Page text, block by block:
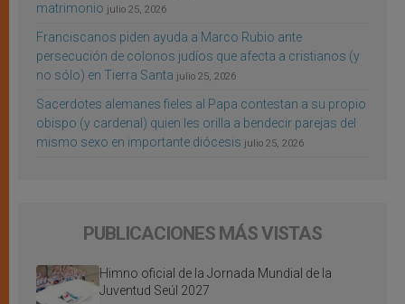
matrimonio julio 25, 2026
Franciscanos piden ayuda a Marco Rubio ante
persecución de colonos judíos que afecta a cristianos (y
no sólo) en Tierra Santa julio 25, 2026
Sacerdotes alemanes fieles al Papa contestan a su propio
obispo (y cardenal) quien les orilla a bendecir parejas del
mismo sexo en importante diócesis julio 25, 2026
PUBLICACIONES MÁS VISTAS
Himno oficial de la Jornada Mundial de la
Juventud Seúl 2027